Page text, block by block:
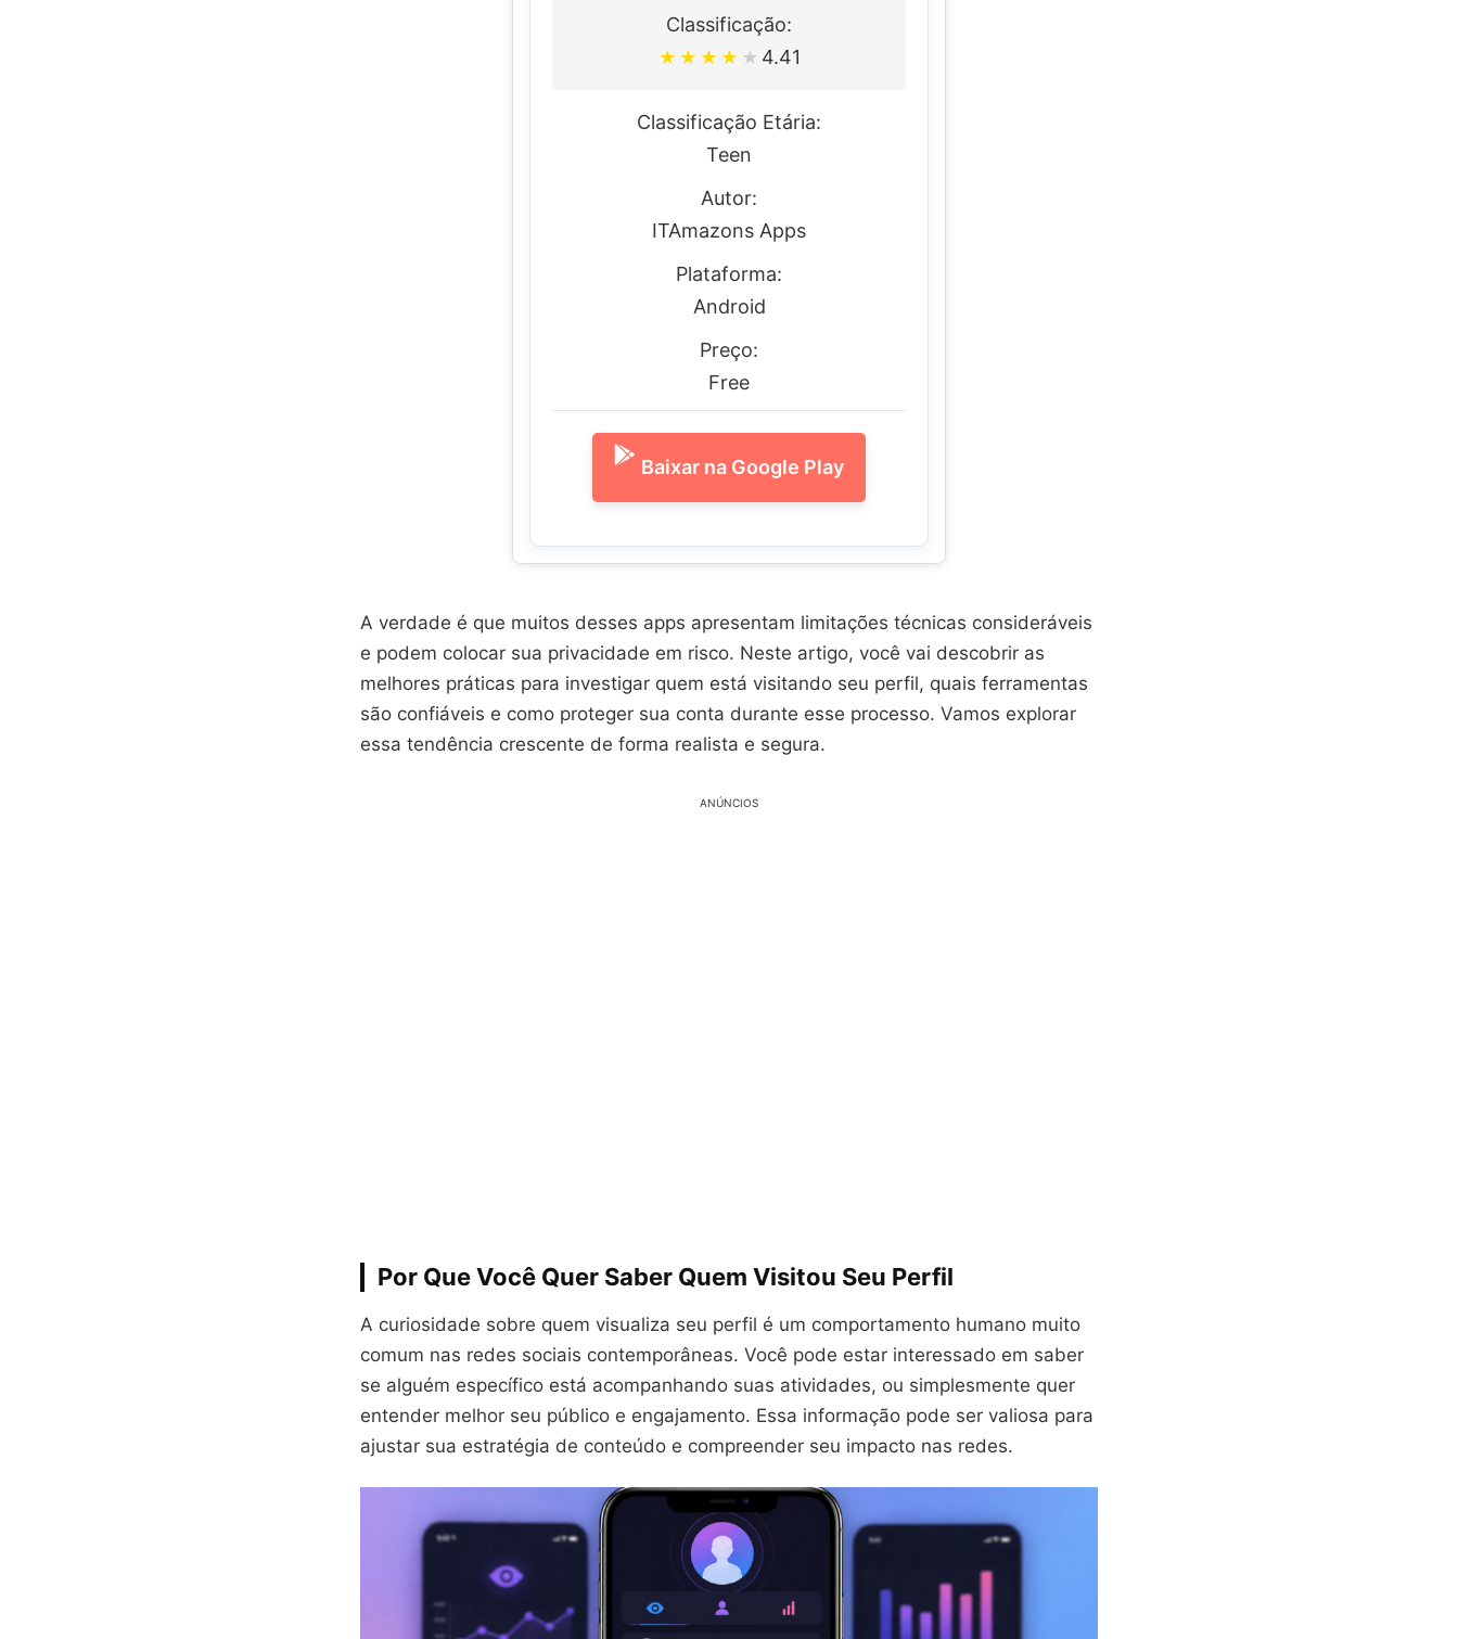
Classificação:
★ ★ ★ ★ ★ 4.41
Classificação Etária:
Teen
Autor:
ITAmazons Apps
Plataforma:
Android
Preço:
Free
Baixar na Google Play
A verdade é que muitos desses apps apresentam limitações técnicas consideráveis
e podem colocar sua privacidade em risco. Neste artigo, você vai descobrir as
melhores práticas para investigar quem está visitando seu perfil, quais ferramentas
são confiáveis e como proteger sua conta durante esse processo. Vamos explorar
essa tendência crescente de forma realista e segura.
ANÚNCIOS
Por Que Você Quer Saber Quem Visitou Seu Perfil
A curiosidade sobre quem visualiza seu perfil é um comportamento humano muito
comum nas redes sociais contemporâneas. Você pode estar interessado em saber
se alguém específico está acompanhando suas atividades, ou simplesmente quer
entender melhor seu público e engajamento. Essa informação pode ser valiosa para
ajustar sua estratégia de conteúdo e compreender seu impacto nas redes.